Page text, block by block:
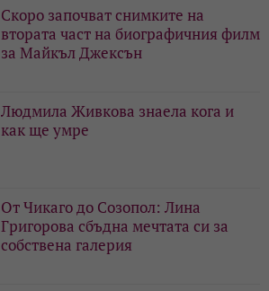
Скоро започват снимките на
втората част на биографичния филм
за Майкъл Джексън
Людмила Живкова знаела кога и
как ще умре
От Чикаго до Созопол: Лина
Григорова сбъдна мечтата си за
собствена галерия